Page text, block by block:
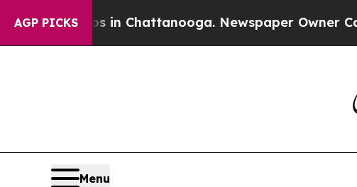
AGP PICKS
Chaos in Chattanooga. Newspaper Owner Calls
Menu